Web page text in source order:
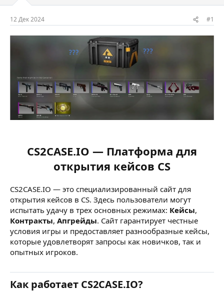
м
ы
а
а
12 Дек 2024 #1
CS2CASE.IO — Платформа для
открытия кейсов CS
CS2CASE.IO — это специализированный сайт для
открытия кейсов в CS. Здесь пользователи могут
испытать удачу в трех основных режимах: Кейсы,
Контракты, Апгрейды. Сайт гарантирует честные
условия игры и предоставляет разнообразные кейсы,
которые удовлетворят запросы как новичков, так и
опытных игроков.
Как работает CS2CASE.IO?